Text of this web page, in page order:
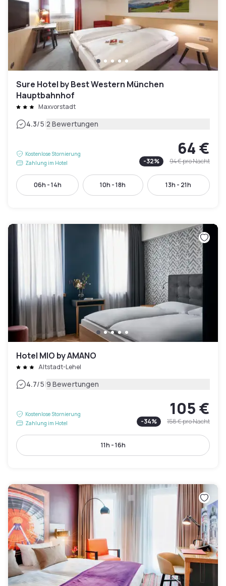
Sure Hotel by Best Western München
Hauptbahnhof
Maxvorstadt
4.3/5|2 Bewertungen
Kostenlose Stornierung
Zahlung im Hotel
64 €
-32% 94 €pro Nacht
06h - 14h 10h - 18h 13h - 21h
Hotel MIO by AMANO
Altstadt-Lehel
4.7/5|9 Bewertungen
Kostenlose Stornierung
Zahlung im Hotel
105 €
-34% 158 €pro Nacht
11h - 16h